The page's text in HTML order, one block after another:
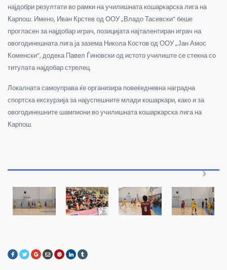
најдобри резултати во рамки на училишната кошаркарска лига на
Карпош. Имено, Иван Крстев од ООУ „Владо Тасевски“ беше
прогласен за најдобар играч, позицијата најталентиран играч на
овогодинешната лига ја зазема Никола Костов од ООУ „Јан Амос
Коменски“, додека Павел Ѓиновски од истото училиште се стекна со
титулата најдобар стрелец.
Локалната самоуправа ќе организира повеќедневна наградна
спортска екскурзија за најуспешните млади кошаркари, како и за
овогодинешните шампиони во училишната кошаркарска лига на
Карпош.